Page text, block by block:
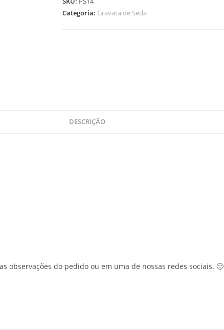
Categoria: Gravata de Seda
DESCRIÇÃO
observações do pedido ou em uma de nossas redes sociais. 🙂